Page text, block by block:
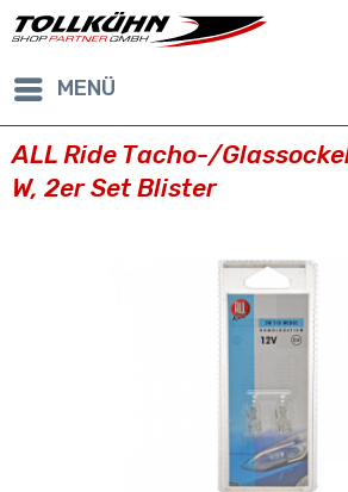
MENÜ
ALL Ride Tacho-/
W, 2er Set Blister